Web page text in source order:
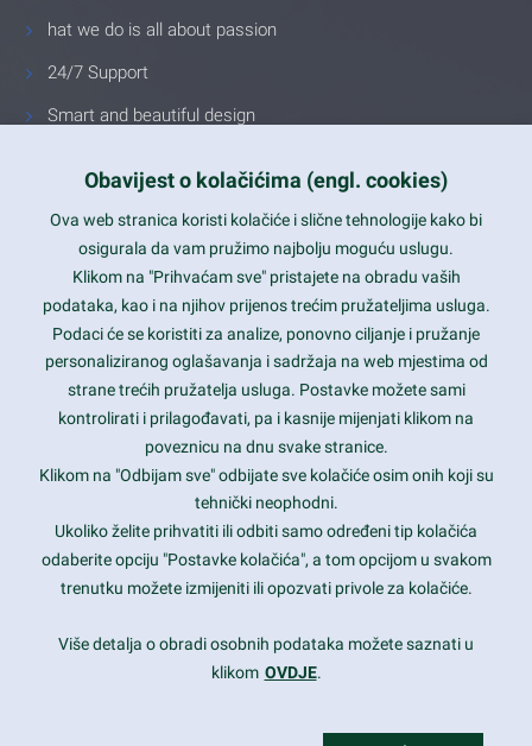
hat we do is all about passion
24/7 Support
Smart and beautiful design
Latest trends and much more...
Contact Info
1600 Amphitheatre Parkway, Mountain View, CA 94043
prothemes.net@gmail.com
Daily: 9:00 am - 6:00 pm
Sunday: Closed
Copyright 2017FRESHFACE© All Rights Reserved
Obavijest o kolačićima (engl. cookies)
Ova web stranica koristi kolačiće i slične tehnologije kako bi
osigurala da vam pružimo najbolju moguću uslugu.
Klikom na "Prihvaćam sve" pristajete na obradu vaših
podataka, kao i na njihov prijenos trećim pružateljima usluga.
Podaci će se koristiti za analize, ponovno ciljanje i pružanje
personaliziranog oglašavanja i sadržaja na web mjestima od
strane trećih pružatelja usluga. Postavke možete sami
kontrolirati i prilagođavati, pa i kasnije mijenjati klikom na
poveznicu na dnu svake stranice.
Klikom na "Odbijam sve" odbijate sve kolačiće osim onih koji su
tehnički neophodni.
Ukoliko želite prihvatiti ili odbiti samo određeni tip kolačića
odaberite opciju "Postavke kolačića", a tom opcijom u svakom
trenutku možete izmijeniti ili opozvati privole za kolačiće.
Više detalja o obradi osobnih podataka možete saznati u
klikom OVDJE.